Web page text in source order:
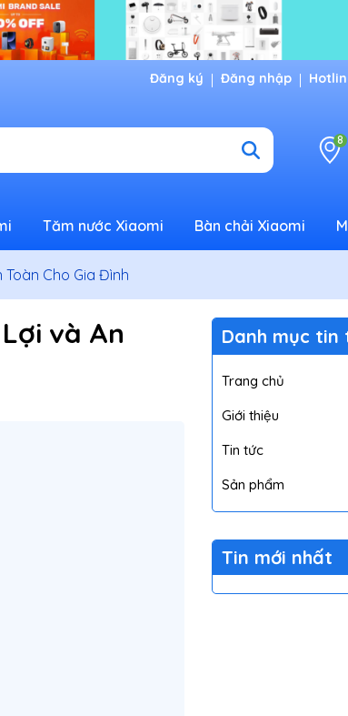
Đăng ký Đăng nhập
8
Tăm nước Xiaomi Bàn chải Xiaomi
Cho Gia Đình
và An
Danh mục tin
Trang chủ
Giới thiệu
Tin tức
Sản phẩm
Tin mới nhất